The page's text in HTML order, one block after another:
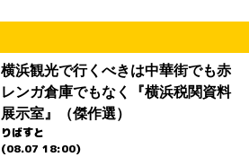
横浜観光で行くべきは中華街でも赤
レンガ倉庫でもなく『横浜税関資料
展示室』（傑作選）
りばすと
(08.07 18:00)